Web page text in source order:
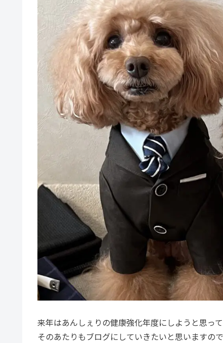
来年はあんしぇりの健康強化年度にしようと思って
そのあたりもブログにしていきたいと思いますの